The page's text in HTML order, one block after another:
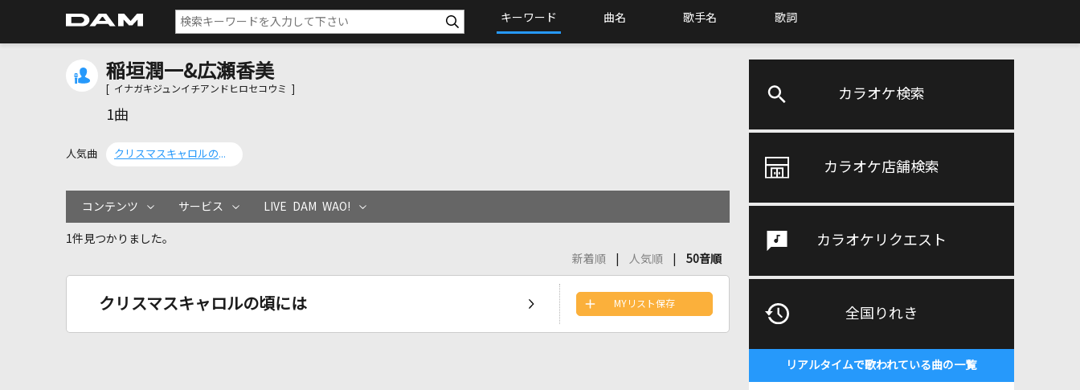
キーワード 曲名 歌手名 歌詞
カラオケ検索
カラオケ店舗検索
カラオケリクエスト
全国りれき
リアルタイムで歌われている曲の一覧
稲垣潤一&広瀬香美
[ イナガキジュンイチアンドヒロセコウミ ]
1曲
人気曲 クリスマスキャロルの頃には
コンテンツ サービス LIVE DAM WAO!
1件見つかりました。
新着順
人気順 50音順
クリスマスキャロルの頃には MYリスト保存